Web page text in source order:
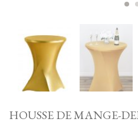
HOUSSE DE MANGE-